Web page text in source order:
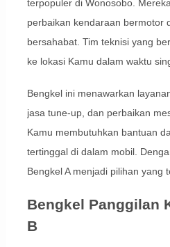
terpopuler di Wonosobo.
perbaikan kendaraan bermotor
bersahabat. Tim teknisi yang
ke lokasi Kamu dalam waktu
Bengkel ini menawarkan
jasa tune-up, dan perbaikan
Kamu membutuhkan bantuan
tertinggal di dalam mobil.
Bengkel A menjadi pilihan yang
Bengkel Panggilan
B